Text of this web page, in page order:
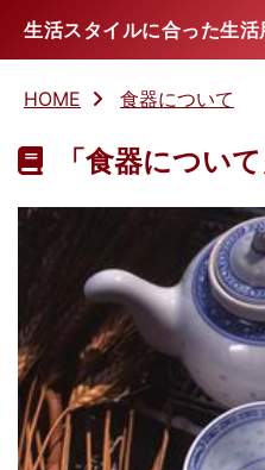
生活スタイルに合った生活
HOME 食器について
「食器につい